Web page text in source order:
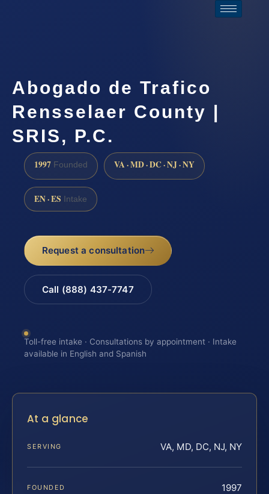
Abogado de Trafico
Rensselaer County |
SRIS, P.C.
1997 Founded VA · MD · DC · NJ · NY
EN · ES Intake
Request a consultation
Call (888) 437-7747
Toll-free intake · Consultations by appointment · Intake
available in English and Spanish
At a glance
SERVING VA, MD, DC, NJ, NY
FOUNDED 1997